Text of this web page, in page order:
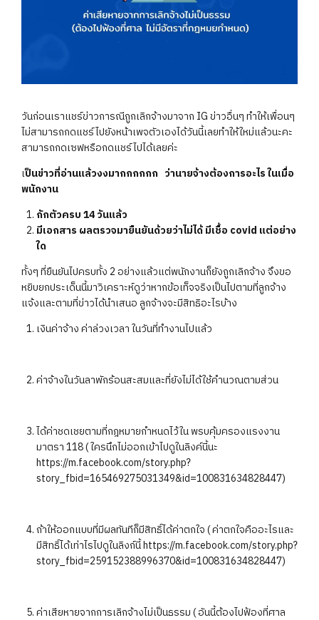
วันก่อนเราแชร์ข่าวการณีถูกเลิกจ้างมาจาก IG ข่าวอื่นๆ ทำให้เพื่อนๆ
ไม่สามารถกดแชร์ไปยังหน้าเพจตัวเองได้วันนี้เลยทำให้ใหม่แล้วนะคะ
สามารถกดเซฟหรือกดแชร์ไปได้เลยค่ะ
เป็นข่าวที่อ่านแล้วงงมากกกกกก ว่านายจ้างต้องการอะไร ในเมื่อ
พนักงาน
กักตัวครบ 14 วันแล้ว
มีเอกสาร ผลตรวจมายืนยันด้วยว่าไม่ได้ มีเชื้อ covid แต่อย่าง
ใด
ทั้งๆ ที่ยืนยันไปครบทั้ง 2 อย่างแล้วแต่พนักงานก็ยังถูกเลิกจ้าง จึงขอ
หยิบยกประเด็นนี้มาวิเคราะห์ดูว่าหากข้อเท็จจริงเป็นไปตามที่ลูกจ้าง
แจ้งและตามที่ข่าวได้นำเสนอ ลูกจ้างจะมีสิทธิอะไรบ้าง
เงินค่าจ้าง ค่าล่วงเวลา ในวันที่ทำงานไปแล้ว
ค่าจ้างในวันลาพักร้อนสะสมและที่ยังไม่ได้ใช้คำนวณตามส่วน
ได้ค่าชดเชยตามที่กฎหมายกำหนดไว้ใน พรบคุ้มครองแรงงาน
มาตรา 118 ( ใครนึกไม่ออกเข้าไปดูในลิงค์นี้นะ
https://m.facebook.com/story.php?
story_fbid=165469275031349&id=100831634828447)​
ถ้าให้ออกแบบที่มีผลทันทีก็มีสิทธิ์ได้ค่าตกใจ ( ค่าตกใจคืออะไรและ
มีสิทธิ์ได้เท่าไรไปดูในลิงก์นี้ https://m.facebook.com/story.php?
story_fbid=259152388996370&id=100831634828447)
ค่าเสียหายจากการเลิกจ้างไม่เป็นธรรม ( อันนี้ต้องไปฟ้องที่ศาล